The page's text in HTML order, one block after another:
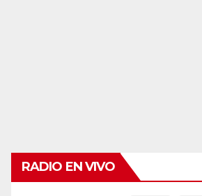
RADIO EN VIVO